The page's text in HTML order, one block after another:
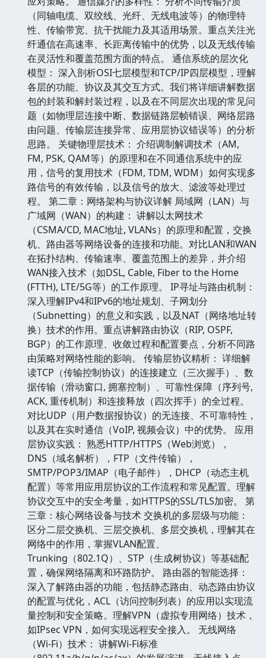
（同轴电缆、双绞线、光纤、无线电波等）的物理特
性、传输带宽、抗干扰能力及其适用场景。重点关注光
纤通信在高速率、长距离传输中的优势，以及无线传输
在灵活性和覆盖范围方面的特点。 通信系统的层次化
模型： 深入剖析OSI七层模型和TCP/IP四层模型，理解
各层的功能、协议及其交互方式。我们将详细讲解数据
包的封装和解封装过程，以及在不同层次出现的常见问
题（如物理层连接中断、数据链路层帧错误、网络层路
由问题、传输层连接异常、应用层协议错误等）的分析
思路。 关键物理层技术： 介绍调制解调技术（AM,
FM, PSK, QAM等）的原理和在不同通信系统中的应
用，信号的复用技术（FDM, TDM, WDM）如何实现多
路信号的有效传输，以及信号的放大、滤波等处理过
程。 第二章：网络架构与协议详解 局域网（LAN）与
广域网（WAN）的构建： 讲解以太网技术
（CSMA/CD, MAC地址, VLANs）的原理和配置，交换
机、路由器等网络设备的连接和功能。对比LAN和WAN
在拓扑结构、传输速率、覆盖范围上的差异，并介绍
WAN接入技术（如DSL, Cable, Fiber to the Home
(FTTH), LTE/5G等）的工作原理。 IP寻址与路由机制：
深入理解IPv4和IPv6的地址规划、子网划分
（Subnetting）的意义和实践，以及NAT（网络地址转
换）技术的作用。重点讲解路由协议（RIP, OSPF,
BGP）的工作原理、收敛过程和配置要点，分析不同路
由策略对网络性能的影响。 传输层协议精析： 详细解
读TCP（传输控制协议）的连接建立（三次握手）、数
据传输（滑动窗口, 拥塞控制）、可靠性保障（序列号,
ACK, 重传机制）和连接释放（四次挥手）的全过程。
对比UDP（用户数据报协议）的无连接、不可靠特性，
以及其在实时通信（VoIP, 视频会议）中的优势。 应用
层协议实践： 熟悉HTTP/HTTPS（Web浏览），
DNS（域名解析），FTP（文件传输），
SMTP/POP3/IMAP（电子邮件），DHCP（动态主机
配置）等常用应用层协议的工作流程和常见配置。理解
协议交互中的安全考量，如HTTPS的SSL/TLS加密。 第
三章：核心网络设备与技术 交换机的多层级与功能：
区分二层交换机、三层交换机、多层交换机，理解其在
网络中的作用，掌握VLAN配置、
Trunking（802.1Q）、STP（生成树协议）等基础配
置，确保网络隔离和环路防护。 路由器的智能选择：
深入了解路由器的功能，包括静态路由、动态路由协议
的配置与优化，ACL（访问控制列表）的应用以实现流
量控制和安全策略。理解VPN（虚拟专用网络）技术，
如IPsec VPN，如何实现远程安全接入。 无线网络
（Wi-Fi）技术： 讲解Wi-Fi标准